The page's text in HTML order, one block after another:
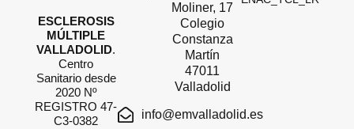
ESCLEROSIS
MÚLTIPLE
VALLADOLID.
Centro
Sanitario desde
2020 Nº
REGISTRO 47-
C3-0382
Moliner, 17
Colegio
Constanza
Martín
47011
Valladolid
info@emvalladolid.es